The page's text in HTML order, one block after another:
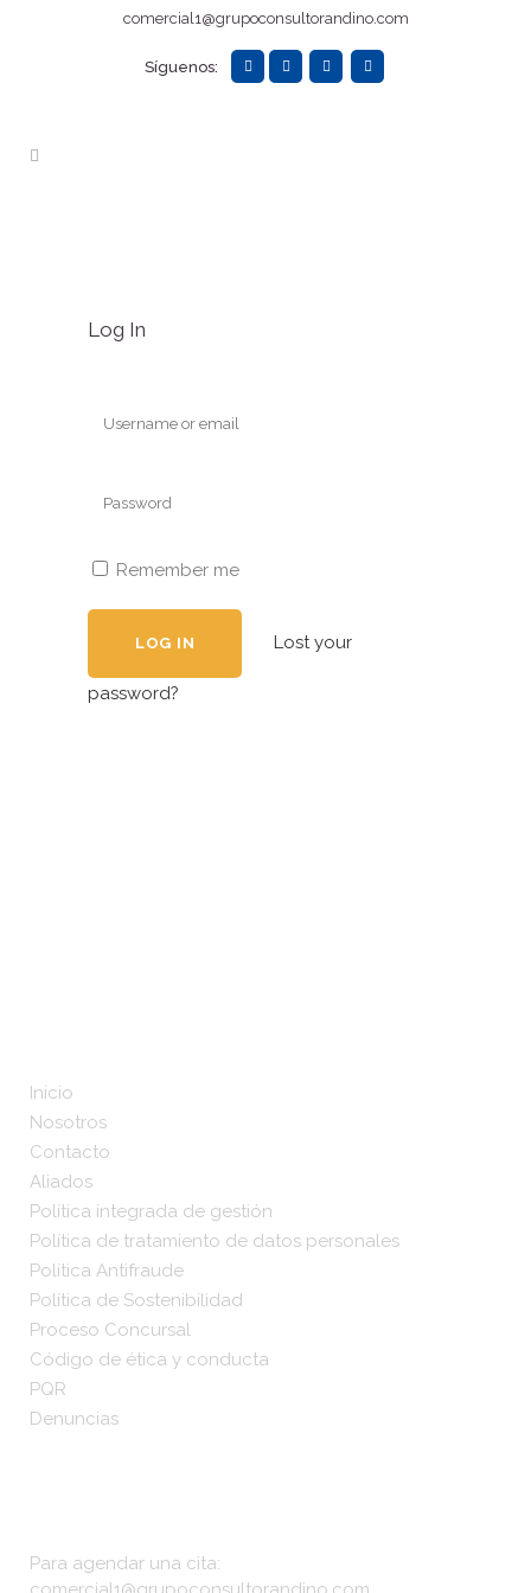
comercial1@grupoconsultorandino.com
Síguenos:
Log In
Remember me
Lost your
password?
Inicio
Nosotros
Contacto
Aliados
Política integrada de gestión
Política de tratamiento de datos personales
Política Antifraude
Política de Sostenibilidad
Proceso Concursal
Código de ética y conducta
PQR
Denuncias
Para agendar una cita: